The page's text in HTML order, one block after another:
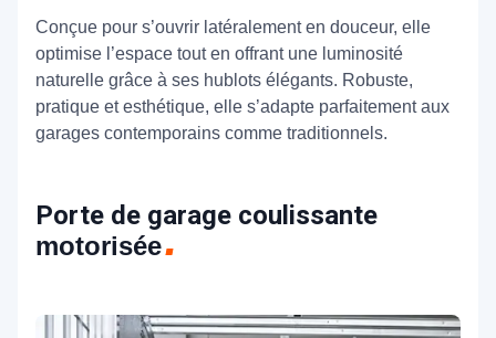
Conçue pour s’ouvrir latéralement en douceur, elle
optimise l’espace tout en offrant une luminosité
naturelle grâce à ses hublots élégants. Robuste,
pratique et esthétique, elle s’adapte parfaitement aux
garages contemporains comme traditionnels.
Porte de garage coulissante
motorisée